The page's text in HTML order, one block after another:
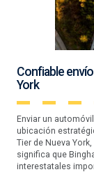
Confiable
York
Enviar un
ubicación
Tier de Nueva
significa que
interestatales